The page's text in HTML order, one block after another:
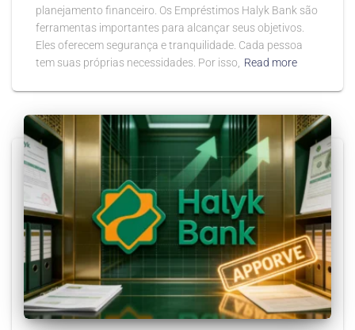
planejamento financeiro. Os Empréstimos Halyk Bank são
ferramentas importantes para alcançar seus objetivos.
Eles oferecem segurança e tranquilidade. Cada pessoa
tem suas próprias necessidades. Por isso,
Read more